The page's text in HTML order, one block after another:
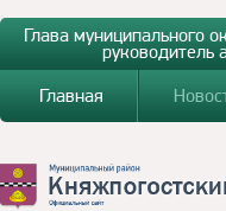
Глава муниципального
руководитель
Главная